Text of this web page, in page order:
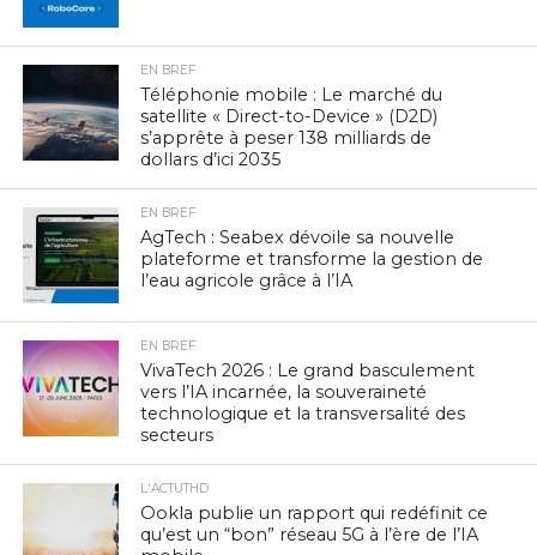
EN BREF
Téléphonie mobile : Le marché du
satellite « Direct-to-Device » (D2D)
s’apprête à peser 138 milliards de
dollars d’ici 2035
EN BREF
AgTech : Seabex dévoile sa nouvelle
plateforme et transforme la gestion de
l’eau agricole grâce à l’IA
EN BREF
VivaTech 2026 : Le grand basculement
vers l’IA incarnée, la souveraineté
technologique et la transversalité des
secteurs
L'ACTUTHD
Ookla publie un rapport qui redéfinit ce
qu’est un “bon” réseau 5G à l’ère de l’IA